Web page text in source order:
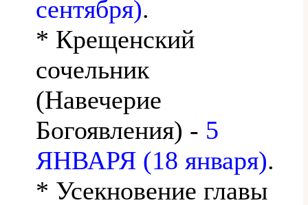
сентября).
* Крещенский
сочельник
(Навечерие
Богоявления) - 5
ЯНВАРЯ (18 января).
* Усекновение главы